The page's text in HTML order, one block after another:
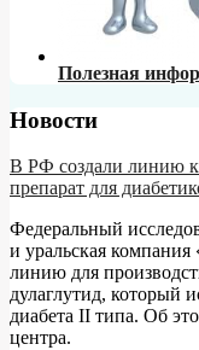
Полезная
Новости
В РФ создали линию
препарат для
Федеральный
и уральская компания
линию для
дулаглутид, который
диабета II типа. Об
центра.